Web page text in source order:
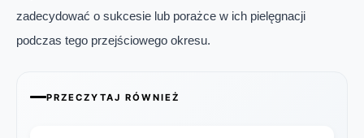
zadecydować o sukcesie lub porażce w ich pielęgnacji
podczas tego przejściowego okresu.
PRZECZYTAJ RÓWNIEŻ